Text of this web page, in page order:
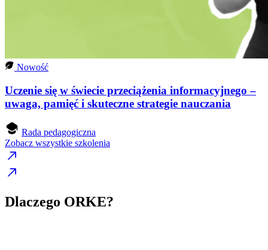
Nowość
Uczenie się w świecie przeciążenia informacyjnego –
uwaga, pamięć i skuteczne strategie nauczania
Rada pedagogiczna
Zobacz wszystkie szkolenia
Dlaczego ORKE?